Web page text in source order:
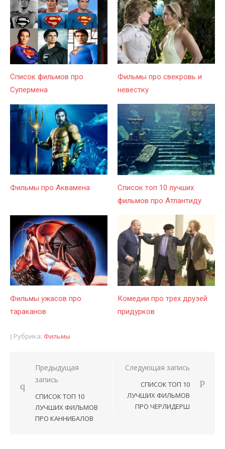
Список фильмов про
Супермена
Фильмы про свекровь и
невестку
Фильмы про Аквамена
Список топ 10 лучших
фильмов про Атлантиду
Фильмы ужасов про
тараканов
Комедии про трех друзей
придурков
Рубрика: Фильмы
Навигация
по
записям
Предыдущая
запись
СПИСОК ТОП 10
ЛУЧШИХ ФИЛЬМОВ
ПРО КАННИБАЛОВ
Следующая запись
СПИСОК ТОП 10
ЛУЧШИХ ФИЛЬМОВ
ПРО ЧЕРЛИДЕРШ